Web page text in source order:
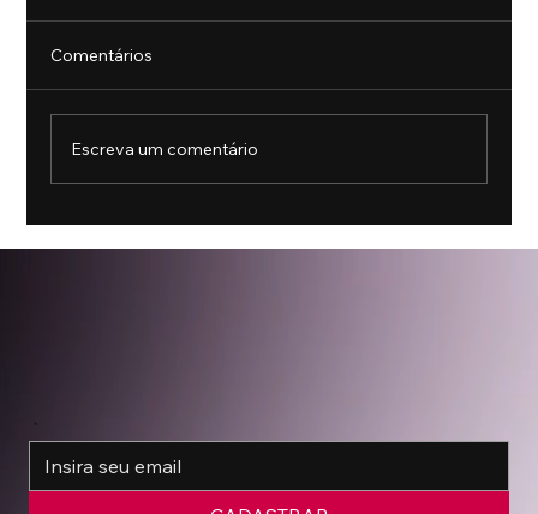
A Copa do Mundo e os produtos de luxo
Comentários
Escreva um comentário
*